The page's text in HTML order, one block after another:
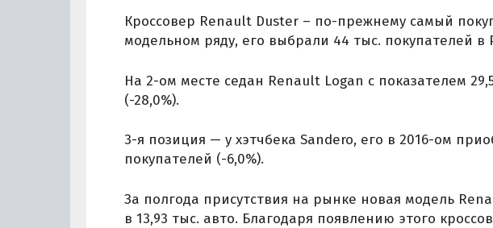
Кроссовер Renault Duster – по-прежнему самый
модельном ряду, его выбрали 44 тыс. покупателей в
На 2-ом месте седан Renault Logan с показателем
(-28,0%).
3-я позиция — у хэтчбека Sandero, его в 2016-ом
покупателей (-6,0%).
За полгода присутствия на рынке новая модель
в 13,93 тыс. авто. Благодаря появлению этого